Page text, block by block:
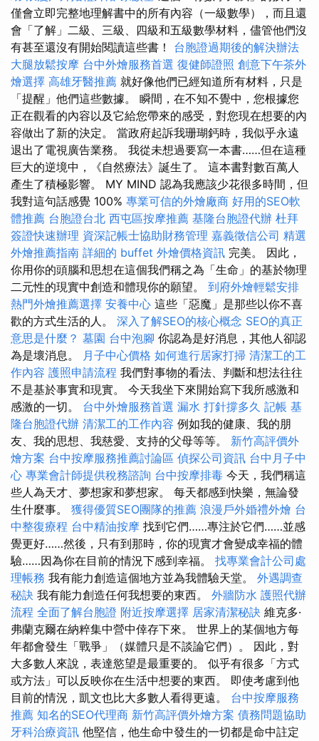
僅會立即完整地理解書中的所有內容（一級數學），而且還
會「了解」二級、三級、四級和五級數學材料，儘管他們沒
有甚至還沒有開始閱讀這些書！ 台胞證過期後的解決辦法
大腿放鬆按摩 台中外燴服務首選 復健師證照 創意下午茶外
燴選擇 高雄牙醫推薦 就好像他們已經知道所有材料，只是
「提醒」他們這些數據。 瞬間，在不知不覺中，您根據您
正在觀看的內容以及它給您帶來的感受，對您現在想要的內
容做出了新的決定。 當政府起訴我珊瑚鈣時，我似乎永遠
退出了電視廣告業務。 我從未想過要寫一本書……但在這種
巨大的逆境中，《自然療法》誕生了。 這本書對數百萬人
產生了積極影響。 MY MIND 認為我應該少花很多時間，但
我對這句話感覺 100% 專業可信的外燴廠商 好用的SEO軟
體推薦 台胞證台北 西屯區按摩推薦 基隆台胞證代辦 杜拜
簽證快速辦理 資深記帳士協助財務管理 嘉義徵信公司 精選
外燴推薦指南 詳細的 buffet 外燴價格資訊 完美。 因此，
你用你的頭腦和思想在這個我們稱之為「生命」的基於物理
二元性的現實中創造和體現你的願望。 到府外燴輕鬆安排
熱門外燴推薦選擇 安養中心 這些「惡魔」是那些以你不喜
歡的方式生活的人。 深入了解SEO的核心概念 SEO的真正
意思是什麼？ 墓園 台中泡腳 你認為是好消息，其他人卻認
為是壞消息。 月子中心價格 如何進行居家打掃 清潔工的工
作內容 護照申請流程 我們對事物的看法、判斷和想法往往
不是基於事實和現實。 今天我坐下來開始寫下我所感激和
感激的一切。 台中外燴服務首選 漏水 打針撐多久 記帳 基
隆台胞證代辦 清潔工的工作內容 例如我的健康、我的朋
友、我的思想、我慈愛、支持的父母等等。 新竹高評價外
燴方案 台中按摩服務推薦討論區 偵探公司資訊 台中月子中
心 專業會計師提供稅務諮詢 台中按摩排毒 今天，我們稱這
些人為天才、夢想家和夢想家。 每天都感到快樂，無論發
生什麼事。 獲得優質SEO團隊的推薦 浪漫戶外婚禮外燴 台
中整復療程 台中精油按摩 找到它們……專注於它們……並感
覺更好……然後，只有到那時，你的現實才會變成幸福的體
驗……因為你在目前的情況下感到幸福。 找專業會計公司處
理帳務 我有能力創造這個地方並為我體驗天堂。 外遇調查
秘訣 我有能力創造任何我想要的東西。 外牆防水 護照代辦
流程 全面了解台胞證 附近按摩選擇 居家清潔秘訣 維克多·
弗蘭克爾在納粹集中營中倖存下來。 世界上的某個地方每
年都會發生「戰爭」（媒體只是不談論它們）。 因此，對
大多數人來說，表達慾望是最重要的。 似乎有很多「方式
或方法」可以反映你在生活中想要的東西。 即使考慮到他
目前的情況，凱文也比大多數人看得更遠。 台中按摩服務
推薦 知名的SEO代理商 新竹高評價外燴方案 債務問題協助
牙科治療資訊 他堅信，他生命中發生的一切都是命中註定